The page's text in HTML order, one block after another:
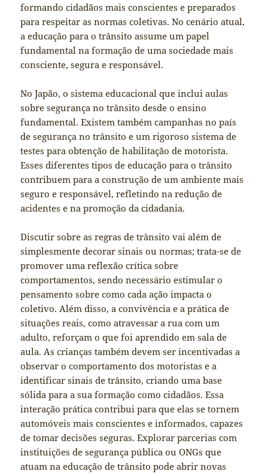
formando cidadãos mais conscientes e preparados
para respeitar as normas coletivas. No cenário atual,
a educação para o trânsito assume um papel
fundamental na formação de uma sociedade mais
consciente, segura e responsável.
No Japão, o sistema educacional que inclui aulas
sobre segurança no trânsito desde o ensino
fundamental. Existem também campanhas no país
de segurança no trânsito e um rigoroso sistema de
testes para obtenção de habilitação de motorista.
Esses diferentes tipos de educação para o trânsito
contribuem para a construção de um ambiente mais
seguro e responsável, refletindo na redução de
acidentes e na promoção da cidadania.
Discutir sobre as regras de trânsito vai além de
simplesmente decorar sinais ou normas; trata-se de
promover uma reflexão crítica sobre
comportamentos, sendo necessário estimular o
pensamento sobre como cada ação impacta o
coletivo. Além disso, a convivência e a prática de
situações reais, como atravessar a rua com um
adulto, reforçam o que foi aprendido em sala de
aula. As crianças também devem ser incentivadas a
observar o comportamento dos motoristas e a
identificar sinais de trânsito, criando uma base
sólida para a sua formação como cidadãos. Essa
interação prática contribui para que elas se tornem
automóveis mais conscientes e informados, capazes
de tomar decisões seguras. Explorar parcerias com
instituições de segurança pública ou ONGs que
atuam na educação de trânsito pode abrir novas